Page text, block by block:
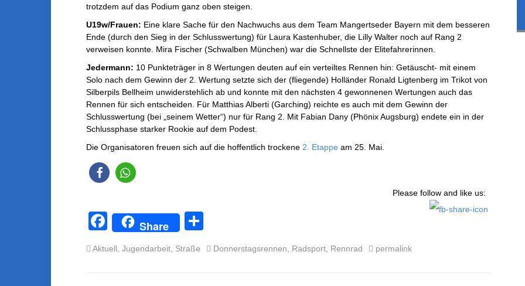
trotzdem auf das Podium ganz oben steigen.
U19w/Frauen: Eine klare Sache für den Nachwuchs aus dem Team Mangertseder Bayern mit dem besseren
Ende (durch den Sieg in der Schlusswertung) für Laura Kastenhuber, die Lilly Walter noch auf Rang 2
verweisen konnte. Mira Fischer (Schwalben München) war die Schnellste der Elitefahrerinnen.
Jedermann: 10 Punkteträger in 8 Wertungen deuten auf ein verteiltes Rennen hin: Getäuscht- mit einem
Solo nach dem Gewinn der 2. Wertung setzte sich der (fliegende) Holländer Ronald Ligtenberg im Trikot von
Silberpils Bellheim unwiderstehlich ab und konnte mit den nächsten 4 gewonnenen Wertungen auch das
Rennen für sich entscheiden. Für Matthias Alberti (Garching) reichte es auch mit dem Gewinn der
Schlusswertung (bei „seinem Wetter“) nur für Rang 2. Mit Fabian Dany (Phönix Augsburg) endete ein in der
Schlussphase starker Rookie auf dem Podest.
Die Organisatoren freuen sich auf die hoffentlich trockene 2. Etappe am 25. Mai.
Please follow and like us:
F
a
c
Share
eil
e
Aktuell, Jugendarbeit, Straße Donnerstagsrennen, Radsport, Rennrad permalink